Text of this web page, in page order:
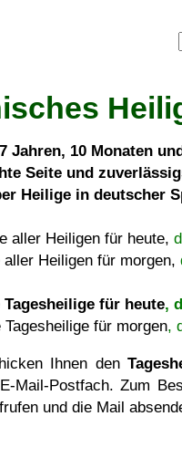
Jahren, 10 Monaten
Seite und
Heilige in deutscher
aller Heiligen für heute,
aller Heiligen für morgen,
Tagesheilige für heute,
Tagesheilige für morgen,
Ihnen den
Mail-Postfach. Zum
und die Mail